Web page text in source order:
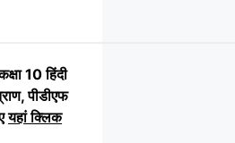
10 हिंदी
पीडीएफ
यहां क्लिक